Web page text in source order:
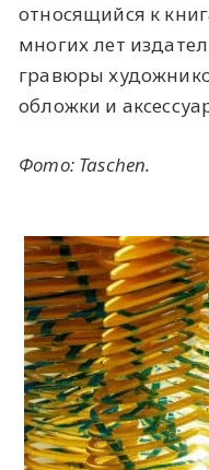
относящийся к
многих лет
гравюры
обложки и
Фото: Taschen.